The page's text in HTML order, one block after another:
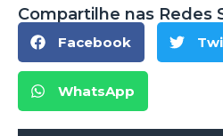
Compartilhe nas Redes
Facebook
WhatsApp